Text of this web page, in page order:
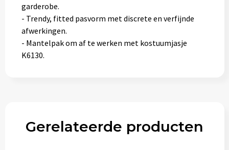
garderobe.
- Trendy, fitted pasvorm met discrete en verfijnde
afwerkingen.
- Mantelpak om af te werken met kostuumjasje
K6130.
Gerelateerde producten